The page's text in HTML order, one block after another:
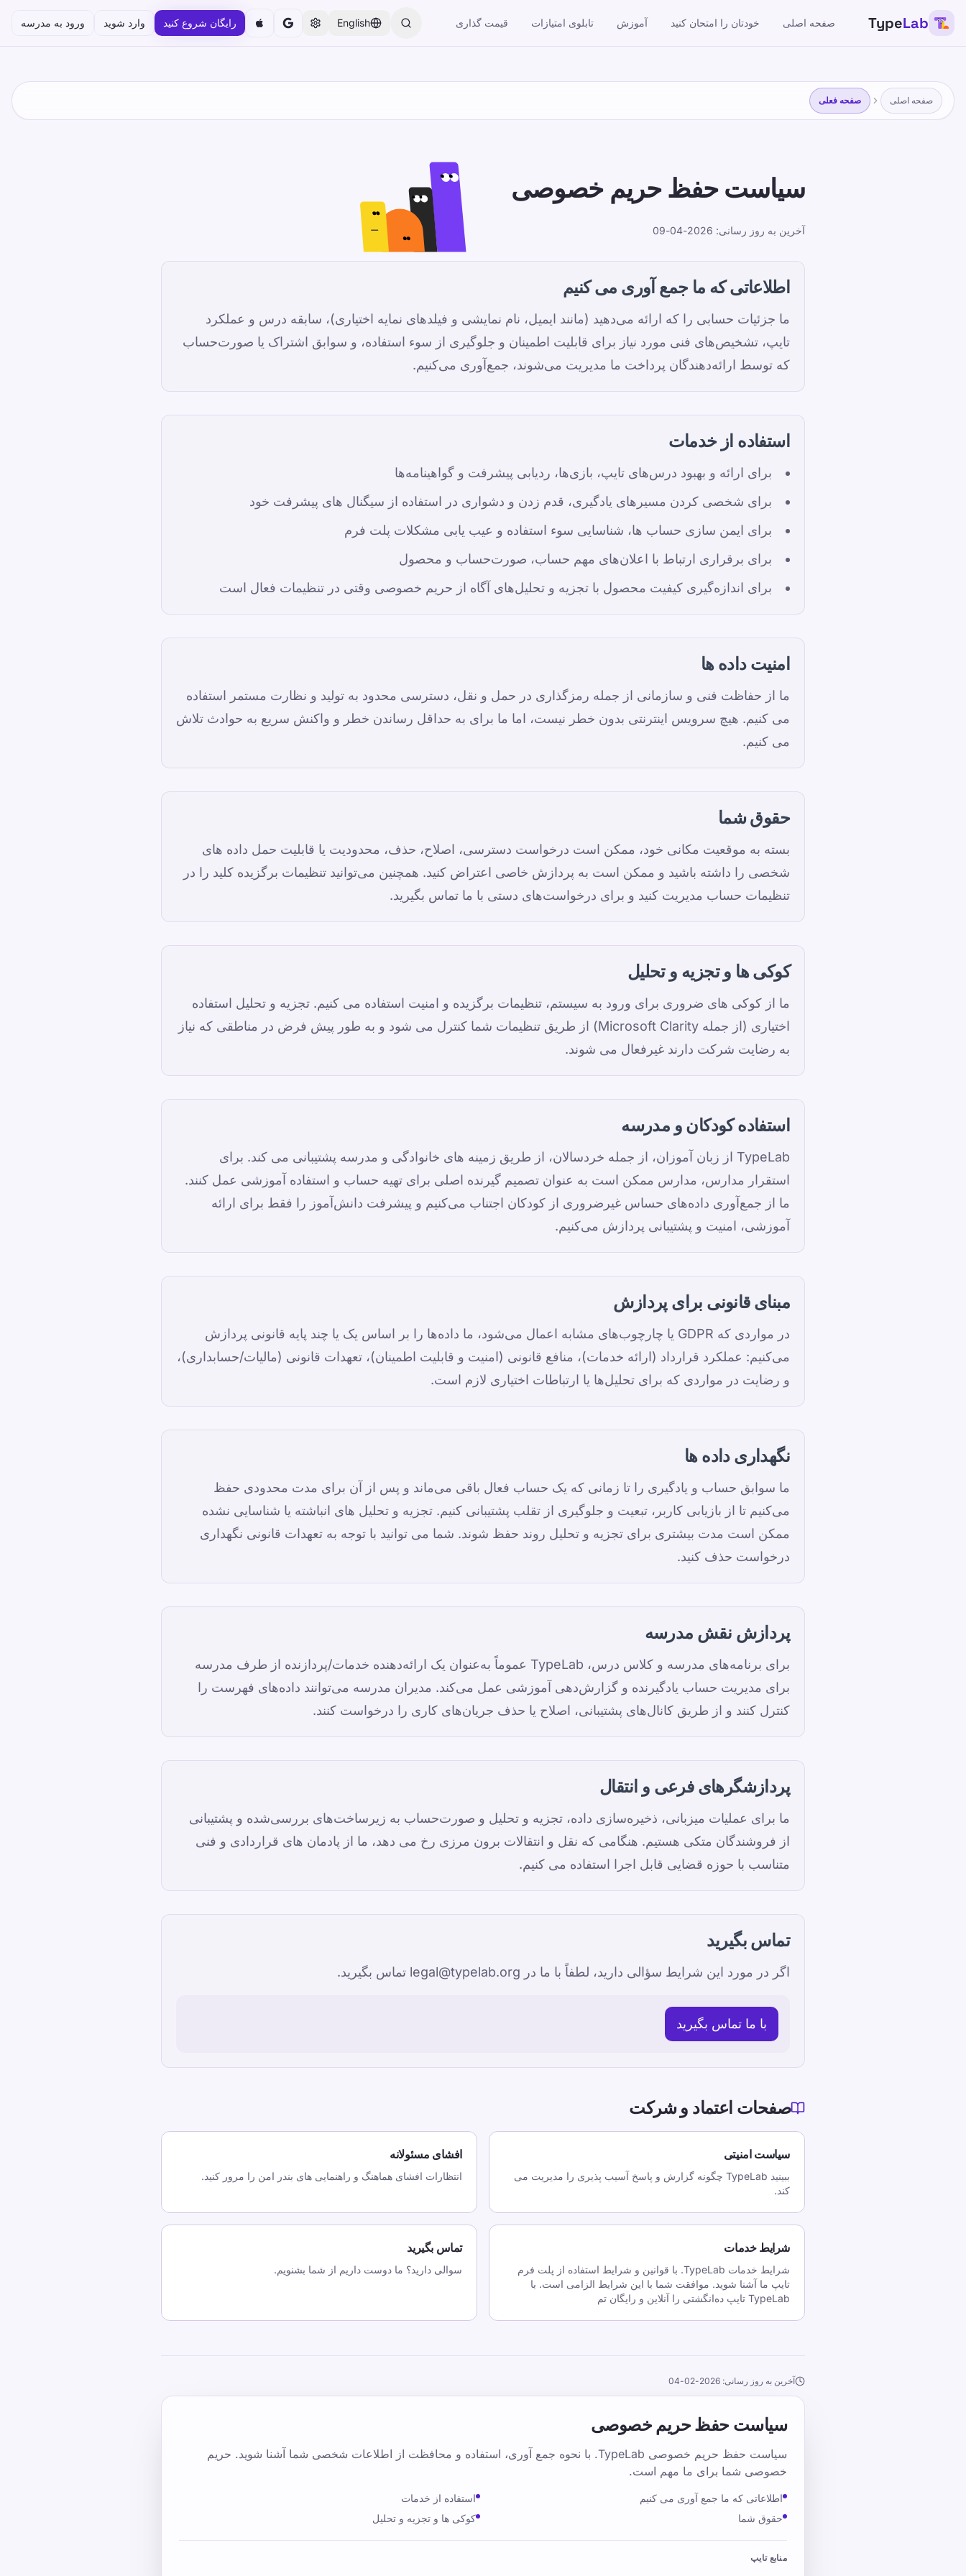
TypeLab صفحه اصلی خودتان را امتحان کنید آموزش تابلوی امتیازات قیمت گذاری English رایگان شروع کنید وارد شوید ورود به مدرسه
صفحه اصلی صفحه فعلی
سیاست حفظ حریم خصوصی
آخرین به روز رسانی: 2026-04-09
اطلاعاتی که ما جمع آوری می کنیم
ما جزئیات حسابی را که ارائه می‌دهید (مانند ایمیل، نام نمایشی و فیلدهای نمایه اختیاری)، سابقه درس و عملکرد
تایپ، تشخیص‌های فنی مورد نیاز برای قابلیت اطمینان و جلوگیری از سوء استفاده، و سوابق اشتراک یا صورت‌حساب
که توسط ارائه‌دهندگان پرداخت ما مدیریت می‌شوند، جمع‌آوری می‌کنیم.
استفاده از خدمات
برای ارائه و بهبود درس‌های تایپ، بازی‌ها، ردیابی پیشرفت و گواهینامه‌ها
برای شخصی کردن مسیرهای یادگیری، قدم زدن و دشواری در استفاده از سیگنال های پیشرفت خود
برای ایمن سازی حساب ها، شناسایی سوء استفاده و عیب یابی مشکلات پلت فرم
برای برقراری ارتباط با اعلان‌های مهم حساب، صورت‌حساب و محصول
برای اندازه‌گیری کیفیت محصول با تجزیه و تحلیل‌های آگاه از حریم خصوصی وقتی در تنظیمات فعال است
امنیت داده ها
ما از حفاظت فنی و سازمانی از جمله رمزگذاری در حمل و نقل، دسترسی محدود به تولید و نظارت مستمر استفاده
می کنیم. هیچ سرویس اینترنتی بدون خطر نیست، اما ما برای به حداقل رساندن خطر و واکنش سریع به حوادث تلاش
می کنیم.
حقوق شما
بسته به موقعیت مکانی خود، ممکن است درخواست دسترسی، اصلاح، حذف، محدودیت یا قابلیت حمل داده های
شخصی را داشته باشید و ممکن است به پردازش خاصی اعتراض کنید. همچنین می‌توانید تنظیمات برگزیده کلید را در
تنظیمات حساب مدیریت کنید و برای درخواست‌های دستی با ما تماس بگیرید.
کوکی ها و تجزیه و تحلیل
ما از کوکی های ضروری برای ورود به سیستم، تنظیمات برگزیده و امنیت استفاده می کنیم. تجزیه و تحلیل استفاده
اختیاری (از جمله Microsoft Clarity) از طریق تنظیمات شما کنترل می شود و به طور پیش فرض در مناطقی که نیاز
به رضایت شرکت دارند غیرفعال می شوند.
استفاده کودکان و مدرسه
TypeLab از زبان آموزان، از جمله خردسالان، از طریق زمینه های خانوادگی و مدرسه پشتیبانی می کند. برای
استقرار مدارس، مدارس ممکن است به عنوان تصمیم گیرنده اصلی برای تهیه حساب و استفاده آموزشی عمل کنند.
ما از جمع‌آوری داده‌های حساس غیرضروری از کودکان اجتناب می‌کنیم و پیشرفت دانش‌آموز را فقط برای ارائه
آموزشی، امنیت و پشتیبانی پردازش می‌کنیم.
مبنای قانونی برای پردازش
در مواردی که GDPR یا چارچوب‌های مشابه اعمال می‌شود، ما داده‌ها را بر اساس یک یا چند پایه قانونی پردازش
می‌کنیم: عملکرد قرارداد (ارائه خدمات)، منافع قانونی (امنیت و قابلیت اطمینان)، تعهدات قانونی (مالیات/حسابداری)،
و رضایت در مواردی که برای تحلیل‌ها یا ارتباطات اختیاری لازم است.
نگهداری داده ها
ما سوابق حساب و یادگیری را تا زمانی که یک حساب فعال باقی می‌ماند و پس از آن برای مدت محدودی حفظ
می‌کنیم تا از بازیابی کاربر، تبعیت و جلوگیری از تقلب پشتیبانی کنیم. تجزیه و تحلیل های انباشته یا شناسایی نشده
ممکن است مدت بیشتری برای تجزیه و تحلیل روند حفظ شوند. شما می توانید با توجه به تعهدات قانونی نگهداری
درخواست حذف کنید.
پردازش نقش مدرسه
برای برنامه‌های مدرسه و کلاس درس، TypeLab عموماً به‌عنوان یک ارائه‌دهنده خدمات/پردازنده از طرف مدرسه
برای مدیریت حساب یادگیرنده و گزارش‌دهی آموزشی عمل می‌کند. مدیران مدرسه می‌توانند داده‌های فهرست را
کنترل کنند و از طریق کانال‌های پشتیبانی، اصلاح یا حذف جریان‌های کاری را درخواست کنند.
پردازشگرهای فرعی و انتقال
ما برای عملیات میزبانی، ذخیره‌سازی داده، تجزیه و تحلیل و صورت‌حساب به زیرساخت‌های بررسی‌شده و پشتیبانی
از فروشندگان متکی هستیم. هنگامی که نقل و انتقالات برون مرزی رخ می دهد، ما از پادمان های قراردادی و فنی
متناسب با حوزه قضایی قابل اجرا استفاده می کنیم.
تماس بگیرید
اگر در مورد این شرایط سؤالی دارید، لطفاً با ما در legal@typelab.org تماس بگیرید.
با ما تماس بگیرید
صفحات اعتماد و شرکت
سیاست امنیتی
ببینید TypeLab چگونه گزارش و پاسخ آسیب پذیری را مدیریت می
کند.
افشای مسئولانه
انتظارات افشای هماهنگ و راهنمایی های بندر امن را مرور کنید.
شرایط خدمات
شرایط خدمات TypeLab. با قوانین و شرایط استفاده از پلت فرم
تایپ ما آشنا شوید. موافقت شما با این شرایط الزامی است. با
TypeLab تایپ ده‌انگشتی را آنلاین و رایگان تم
تماس بگیرید
سوالی دارید؟ ما دوست داریم از شما بشنویم.
آخرین به روز رسانی: 2026-02-04
سیاست حفظ حریم خصوصی
سیاست حفظ حریم خصوصی TypeLab. با نحوه جمع آوری، استفاده و محافظت از اطلاعات شخصی شما آشنا شوید. حریم
خصوصی شما برای ما مهم است.
اطلاعاتی که ما جمع آوری می کنیم
استفاده از خدمات
حقوق شما
کوکی ها و تجزیه و تحلیل
منابع تایپ